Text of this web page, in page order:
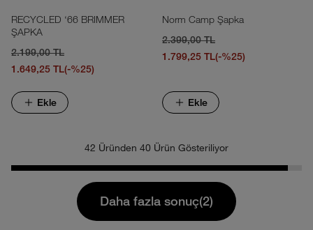
RECYCLED ‘66 BRIMMER
ŞAPKA
2.199,00 TL
1.649,25 TL(-%25)
Ekle
Norm Camp Şapka
2.399,00 TL
1.799,25 TL(-%25)
Ekle
42 Üründen 40 Ürün Gösteriliyor
Daha fazla sonuç(2)